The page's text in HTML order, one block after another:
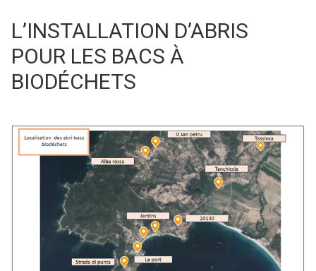
L’INSTALLATION D’ABRIS
POUR LES BACS À
BIODÉCHETS